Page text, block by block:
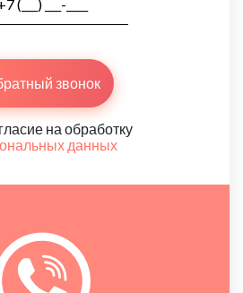
звонок
на обработку
данных